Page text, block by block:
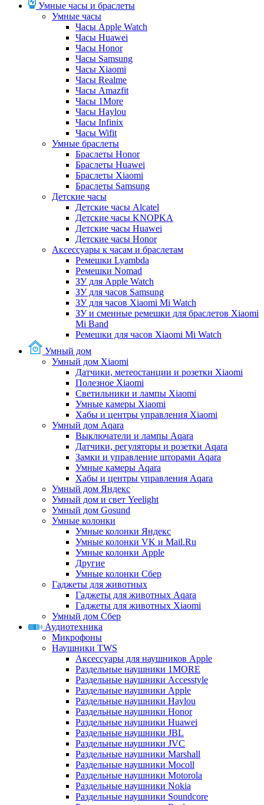
Умные часы и браслеты
Умные часы
Часы Apple Watch
Часы Huawei
Часы Honor
Часы Samsung
Часы Xiaomi
Часы Realme
Часы Amazfit
Часы 1More
Часы Haylou
Часы Infinix
Часы Wifit
Умные браслеты
Браслеты Honor
Браслеты Huawei
Браслеты Xiaomi
Браслеты Samsung
Детские часы
Детские часы Alcatel
Детские часы KNOPKA
Детские часы Huawei
Детские часы Honor
Аксессуары к часам и браслетам
Ремешки Lyambda
Ремешки Nomad
ЗУ для Apple Watch
ЗУ для часов Samsung
ЗУ для часов Xiaomi Mi Watch
ЗУ и сменные ремешки для браслетов Xiaomi
Mi Band
Ремешки для часов Xiaomi Mi Watch
Умный дом
Умный дом Xiaomi
Датчики, метеостанции и розетки Xiaomi
Полезное Xiaomi
Светильники и лампы Xiaomi
Умные камеры Xiaomi
Хабы и центры управления Xiaomi
Умный дом Aqara
Выключатели и лампы Aqara
Датчики, регуляторы и розетки Aqara
Замки и управление шторами Aqara
Умные камеры Aqara
Хабы и центры управления Aqara
Умный дом Яндекс
Умный дом и свет Yeelight
Умный дом Gosund
Умные колонки
Умные колонки Яндекс
Умные колонки VK и Mail.Ru
Умные колонки Apple
Другие
Умные колонки Сбер
Гаджеты для животных
Гаджеты для животных Aqara
Гаджеты для животных Xiaomi
Умный дом Сбер
Аудиотехника
Микрофоны
Наушники TWS
Аксессуары для наушников Apple
Раздельные наушники 1MORE
Раздельные наушники Accesstyle
Раздельные наушники Apple
Раздельные наушники Haylou
Раздельные наушники Honor
Раздельные наушники Huawei
Раздельные наушники JBL
Раздельные наушники JVC
Раздельные наушники Marshall
Раздельные наушники Mocoll
Раздельные наушники Motorola
Раздельные наушники Nokia
Раздельные наушники Soundcore